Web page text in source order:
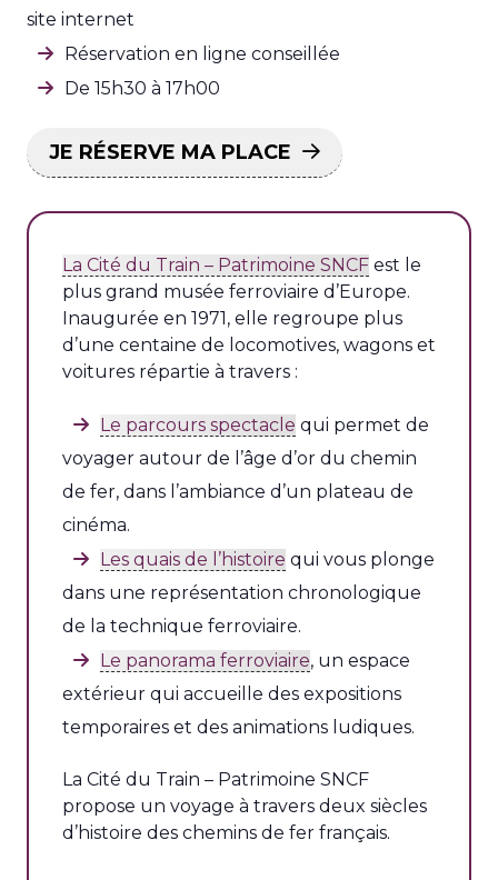
site internet
Réservation en ligne conseillée
De 15h30 à 17h00
JE RÉSERVE MA PLACE
La Cité du Train – Patrimoine SNCF est le
plus grand musée ferroviaire d’Europe.
Inaugurée en 1971, elle regroupe plus
d’une centaine de locomotives, wagons et
voitures répartie à travers :
Le parcours spectacle qui permet de
voyager autour de l’âge d’or du chemin
de fer, dans l’ambiance d’un plateau de
cinéma.
Les quais de l’histoire qui vous plonge
dans une représentation chronologique
de la technique ferroviaire.
Le panorama ferroviaire, un espace
extérieur qui accueille des expositions
temporaires et des animations ludiques.
La Cité du Train – Patrimoine SNCF
propose un voyage à travers deux siècles
d’histoire des chemins de fer français.